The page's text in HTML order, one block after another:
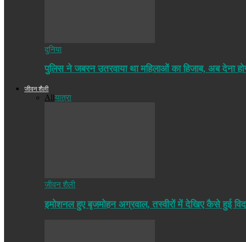
दुनिया
पुलिस ने जबरन उतरवाया था महिलाओं का हिजाब, अब देना
जीवन शैली
Allयात्रा
जीवन शैली
इमोशनल हुए बृजमोहन अग्रवाल, तस्वीरों में देखिए कैसे हुई